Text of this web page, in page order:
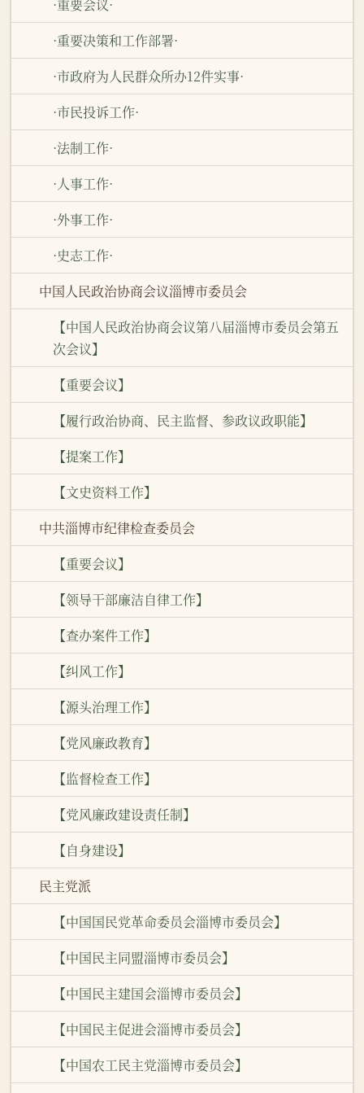
·重要会议·
·重要决策和工作部署·
·市政府为人民群众所办12件实事·
·市民投诉工作·
·法制工作·
·人事工作·
·外事工作·
·史志工作·
中国人民政治协商会议淄博市委员会
【中国人民政治协商会议第八届淄博市委员会第五
次会议】
【重要会议】
【履行政治协商、民主监督、参政议政职能】
【提案工作】
【文史资料工作】
中共淄博市纪律检查委员会
【重要会议】
【领导干部廉洁自律工作】
【查办案件工作】
【纠风工作】
【源头治理工作】
【党风廉政教育】
【监督检查工作】
【党风廉政建设责任制】
【自身建设】
民主党派
【中国国民党革命委员会淄博市委员会】
【中国民主同盟淄博市委员会】
【中国民主建国会淄博市委员会】
【中国民主促进会淄博市委员会】
【中国农工民主党淄博市委员会】